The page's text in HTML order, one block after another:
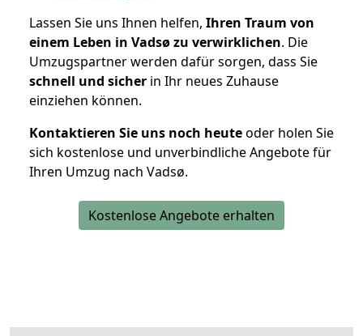
Lassen Sie uns Ihnen helfen, Ihren Traum von
einem Leben in Vadsø zu verwirklichen. Die
Umzugspartner werden dafür sorgen, dass Sie
schnell und sicher in Ihr neues Zuhause
einziehen können.
Kontaktieren Sie uns noch heuteoder holen Sie
sich kostenlose und unverbindliche Angebote für
Ihren Umzug nach Vadsø.
Kostenlose Angebote erhalten